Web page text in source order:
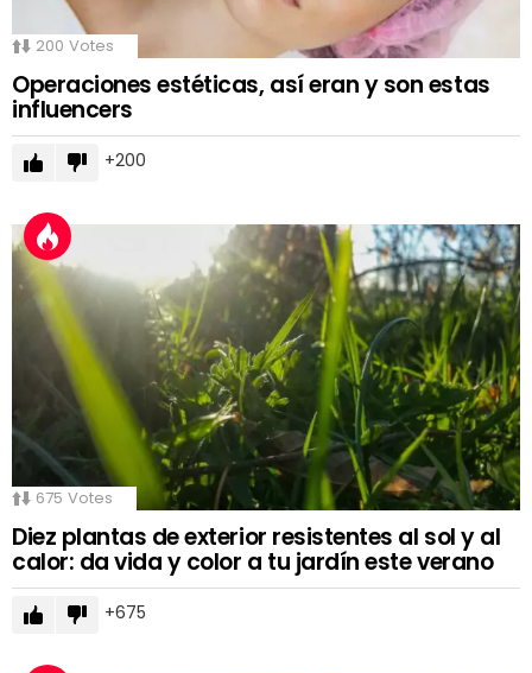
200 Votes
Operaciones estéticas, así eran y son estas
influencers
200
675 Votes
Diez plantas de exterior resistentes al sol y al
calor: da vida y color a tu jardín este verano
675